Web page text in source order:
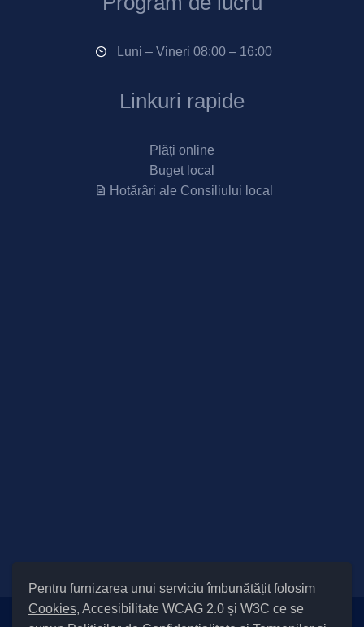
Pentru furnizarea unui serviciu îmbunătățit folosim
Cookies, Accesibilitate WCAG 2.0 și W3C ce se
Luni – Vineri 08:00 – 16:00
Linkuri rapide
Plăți online
Buget local
Hotărâri ale Consiliului local